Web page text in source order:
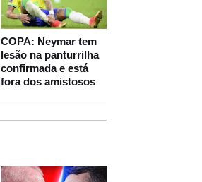
COPA: Neymar tem
lesão na panturrilha
confirmada e está
fora dos amistosos